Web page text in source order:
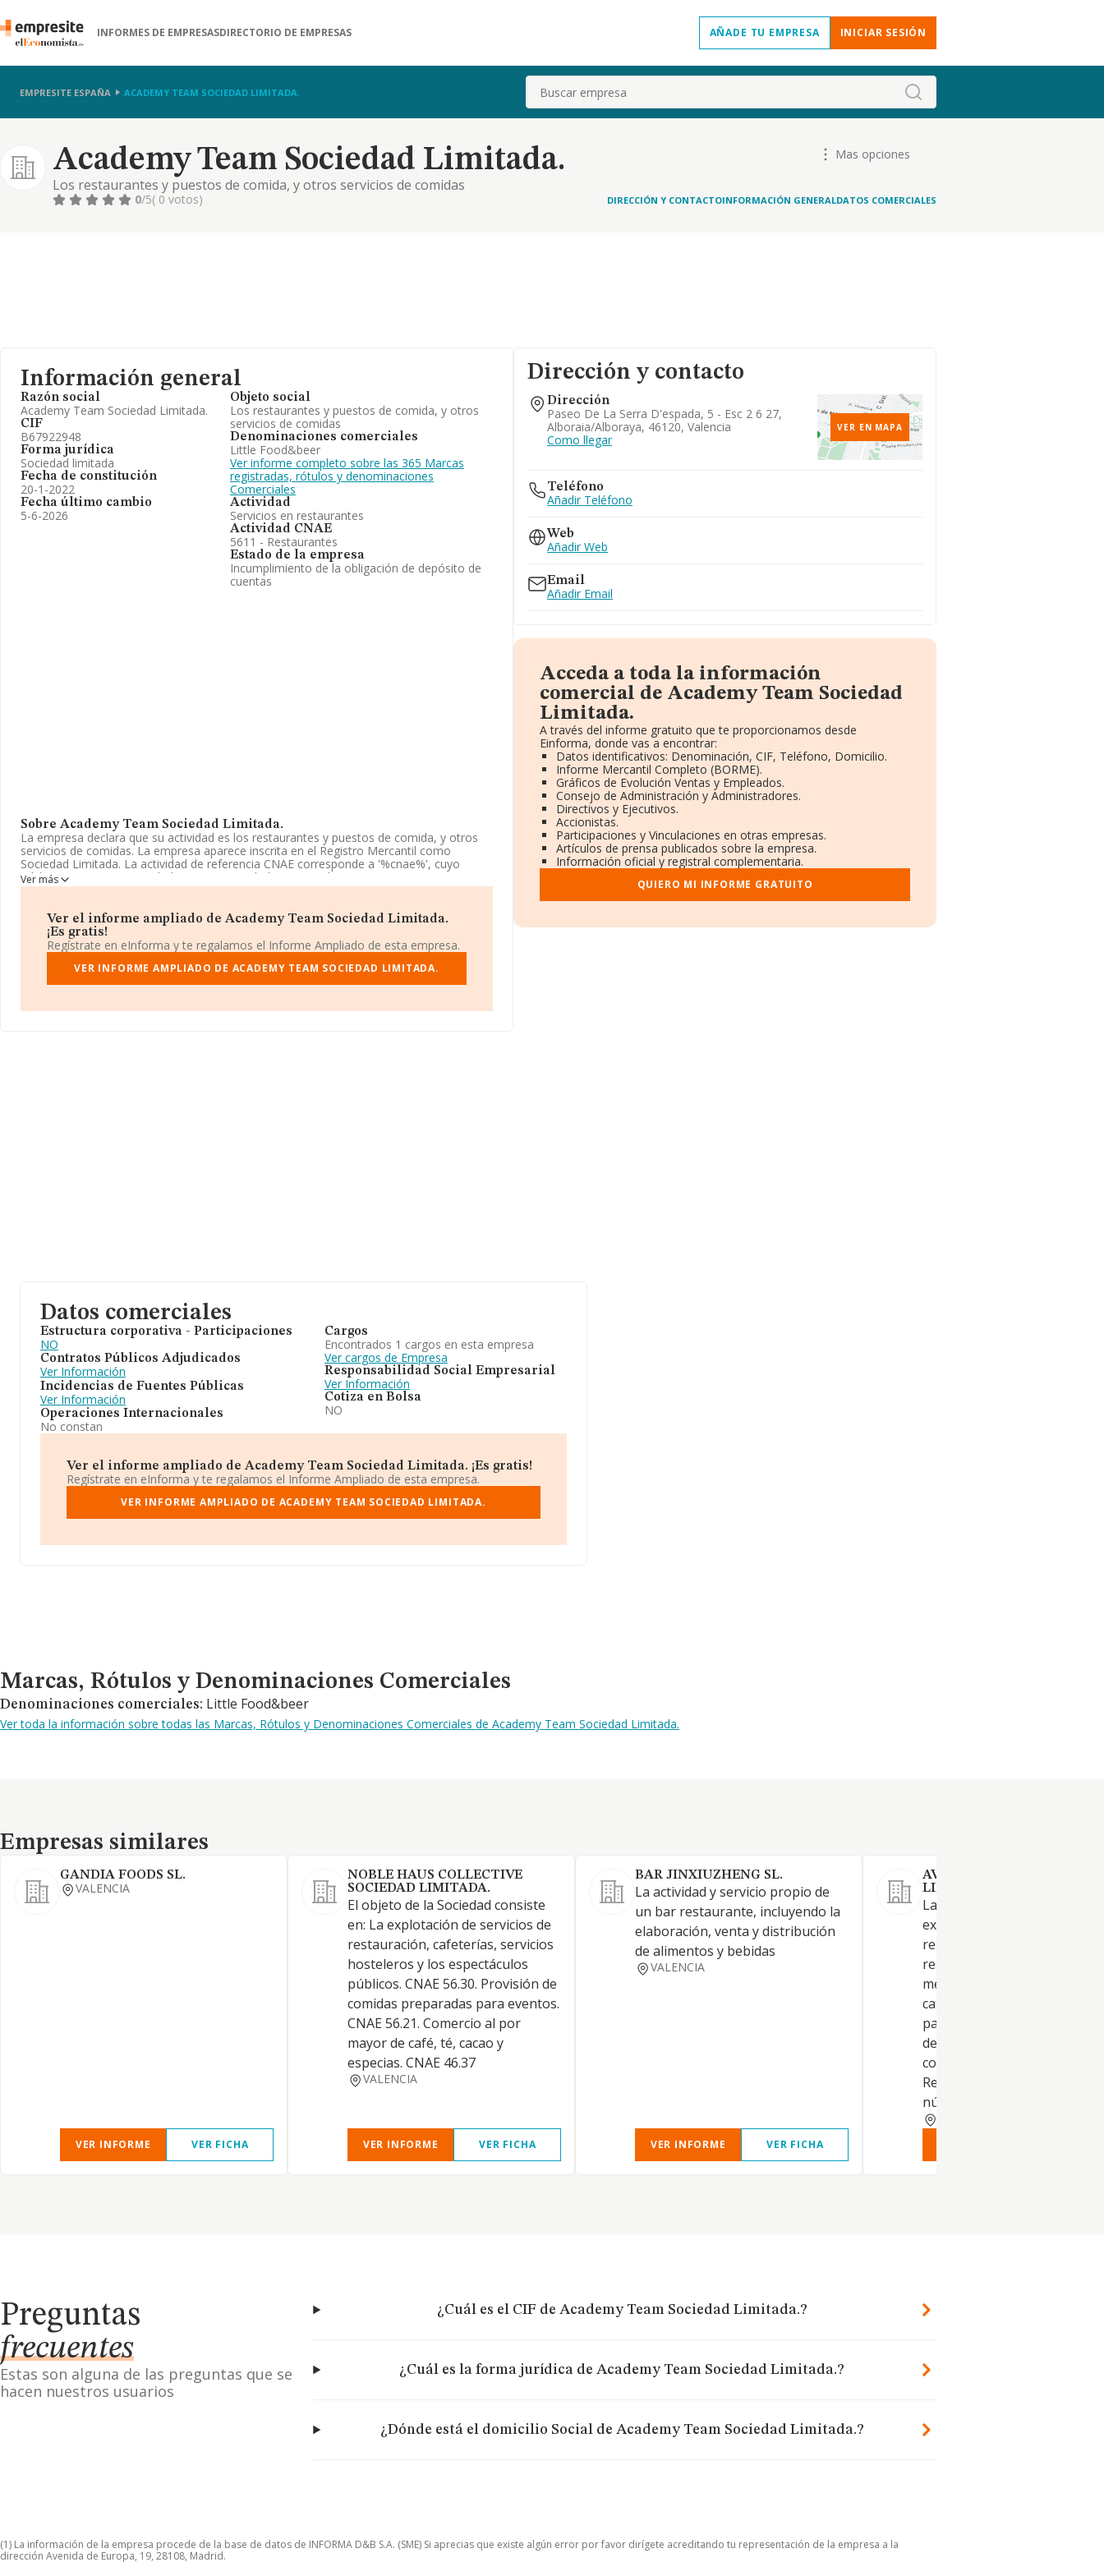
INFORMES DE EMPRESASDIRECTORIO DE EMPRESAS AÑADE TU EMPRESA INICIAR SESIÓN
EMPRESITE ESPAÑA ACADEMY TEAM SOCIEDAD LIMITADA. Buscar
Academy Team Sociedad Limitada.
Los restaurantes y puestos de comida, y otros servicios de comidas
Mas opciones
0/5( 0 votos) DIRECCIÓN Y CONTACTOINFORMACIÓN GENERALDATOS COMERCIALES
Información general
Razón social
Academy Team Sociedad Limitada.
CIF
B67922948
Forma jurídica
Sociedad limitada
Fecha de constitución
20-1-2022
Fecha último cambio
5-6-2026
Objeto social
Los restaurantes y puestos de comida, y otros
servicios de comidas
Denominaciones comerciales
Little Food&beer
Ver informe completo sobre las 365 Marcas
registradas, rótulos y denominaciones
Comerciales
Actividad
Servicios en restaurantes
Actividad CNAE
5611 - Restaurantes
Estado de la empresa
Incumplimiento de la obligación de depósito de
cuentas
Sobre Academy Team Sociedad Limitada.
La empresa declara que su actividad es los restaurantes y puestos de comida, y otros
servicios de comidas. La empresa aparece inscrita en el Registro Mercantil como
Sociedad Limitada. La actividad de referencia CNAE corresponde a '%cnae%', cuyo
Código es 5611. La sociedad no tiene actividad en mercados exteriores.
domicilio fiscal en Paseo De La Serra D'espada núm. 5 Esc 2 6 27, (46120), en el
municipio de Alboraia, en Valencia, Comunidad Valenciana.
Con los datos a disposición de INFORMA sobre 142.938 empresas pertenecientes al
sector, en el ámbito nacional la facturación alcanza la cifra de 31.947 millones de euros
y se estima que el promedio de la facturación entre todas las empresas es de 223 mil
de INFORMA aparecen 8125 empresas, cuyas ventas han obtenido los 1.449 millones de
Ver más
Ver el informe ampliado de Academy Team Sociedad Limitada.
¡Es gratis!
Regístrate en eInforma y te regalamos el Informe Ampliado de esta empresa.
VER INFORME AMPLIADO DE ACADEMY TEAM SOCIEDAD LIMITADA.
Dirección y contacto
Dirección
Paseo De La Serra D'espada, 5 - Esc 2 6 27,
Alboraia/alboraya, 46120, Valencia
Como llegar
VER EN MAPA
Teléfono
Añadir Teléfono
Web
Añadir Web
Email
Añadir Email
Acceda a toda la información
comercial de Academy Team Sociedad
Limitada.
A través del informe gratuito que te proporcionamos desde
Einforma, donde vas a encontrar:
Datos identificativos: Denominación, CIF, Teléfono, Domicilio.
Informe Mercantil Completo (BORME).
Gráficos de Evolución Ventas y Empleados.
Consejo de Administración y Administradores.
Directivos y Ejecutivos.
Accionistas.
Participaciones y Vinculaciones en otras empresas.
Artículos de prensa publicados sobre la empresa.
Información oficial y registral complementaria.
QUIERO MI INFORME GRATUITO
Datos comerciales
Estructura corporativa - Participaciones
NO
Contratos Públicos Adjudicados
Ver Información
Incidencias de Fuentes Públicas
Ver Información
Operaciones Internacionales
No constan
Cargos
Encontrados 1 cargos en esta empresa
Ver cargos de Empresa
Responsabilidad Social Empresarial
Ver Información
Cotiza en Bolsa
NO
Ver el informe ampliado de Academy Team Sociedad Limitada. ¡Es gratis!
Regístrate en eInforma y te regalamos el Informe Ampliado de esta empresa.
VER INFORME AMPLIADO DE ACADEMY TEAM SOCIEDAD LIMITADA.
Marcas, Rótulos y Denominaciones Comerciales
Marcas, Rótulos y Denominaciones Comerciales
Denominaciones comerciales: Little Food&beer
Ver toda la información sobre todas las Marcas, Rótulos y Denominaciones Comerciales de Academy Team Sociedad Limitada.
Empresas similares
Empresas similares
GANDIA FOODS SL.
VALENCIA
VER INFORME VER FICHA
NOBLE HAUS COLLECTIVE
SOCIEDAD LIMITADA.
El objeto de la Sociedad consiste
en: La explotación de servicios de
restauración, cafeterías, servicios
hosteleros y los espectáculos
públicos. CNAE 56.30. Provisión de
comidas preparadas para eventos.
CNAE 56.21. Comercio al por
mayor de café, té, cacao y
especias. CNAE 46.37
VALENCIA
VER INFORME VER FICHA
BAR JINXIUZHENG SL.
La actividad y servicio propio de
un bar restaurante, incluyendo la
elaboración, venta y distribución
de alimentos y bebidas
VALENCIA
VER INFORME VER FICHA
AVIV VALENCIA SOCIEDAD
LIMITADA.
La prestación, gestión y
explotación de la actividad de
restauración y cocina en
restaurantes, cafeterías,
mesones, así como los
catering y comidas
para su consumo dentro o
del establecimiento (se
corresponde con el epígrafe
Restaurantes que constituye
núm
Preguntas
frecuentes
Estas son alguna de las preguntas que se
hacen nuestros usuarios
¿Cuál es el CIF de Academy Team Sociedad Limitada.?
¿Cuál es la forma jurídica de Academy Team Sociedad Limitada.?
¿Dónde está el domicilio Social de Academy Team Sociedad Limitada.?
(1) La información de la empresa procede de la base de datos de INFORMA D&B S.A. (SME) Si aprecias que existe algún error por favor dirígete acreditando tu representación de la empresa a la
dirección Avenida de Europa, 19, 28108, Madrid.